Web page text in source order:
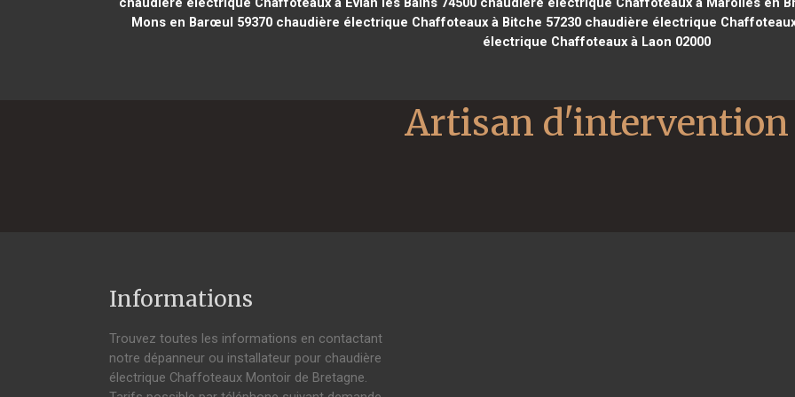
Mons en Barœul 59370 chaudière électrique Chaffoteaux à Bitche 57230 chaudière électrique
électrique Chaffoteaux à Laon 02000
Informations
Trouvez toutes les informations en contactant
notre dépanneur ou installateur pour chaudière
électrique Chaffoteaux Montoir de Bretagne.
Artisan d'intervention